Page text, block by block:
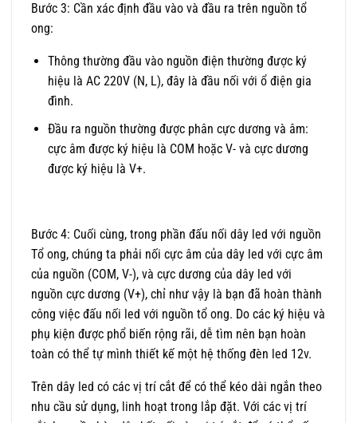
Bước 3: Cần xác định đầu vào và đầu ra trên nguồn tổ
ong:
Thông thường đầu vào nguồn điện thường được ký
hiệu là AC 220V (N, L), đây là đầu nối với ổ điện gia
đình.
Đầu ra nguồn thường được phân cực dương và âm:
cực âm được ký hiệu là COM hoặc V- và cực dương
được ký hiệu là V+.
Bước 4: Cuối cùng, trong phần đấu nối dây led với nguồn
Tổ ong, chúng ta phải nối cực âm của dây led với cực âm
của nguồn (COM, V-), và cực dương của dây led với
nguồn cực dương (V+), chỉ như vậy là bạn đã hoàn thành
công việc đấu nối led với nguồn tổ ong. Do các ký hiệu và
phụ kiện được phổ biến rộng rãi, dễ tìm nên bạn hoàn
toàn có thể tự mình thiết kế một hệ thống đèn led 12v.
Trên dây led có các vị trí cắt để có thể kéo dài ngắn theo
nhu cầu sử dụng, linh hoạt trong lắp đặt. Với các vị trí